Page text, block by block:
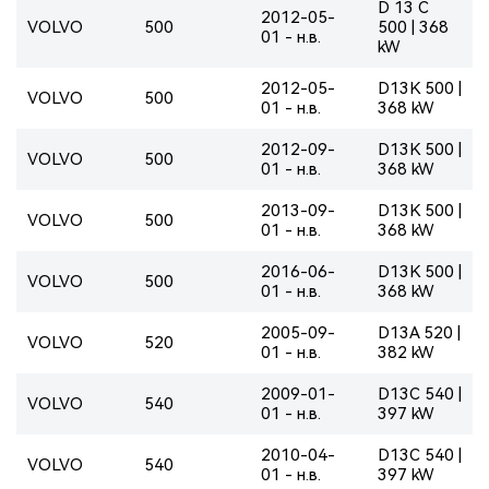
VOLVO 500
2012-05-
01 - н.в.
D 13 C
500 | 368
kW
VOLVO 500
2012-05-
01 - н.в.
D13K 500 |
368 kW
VOLVO 500
2012-09-
01 - н.в.
D13K 500 |
368 kW
VOLVO 500
2013-09-
01 - н.в.
D13K 500 |
368 kW
VOLVO 500
2016-06-
01 - н.в.
D13K 500 |
368 kW
VOLVO 520
2005-09-
01 - н.в.
D13A 520 |
382 kW
VOLVO 540
2009-01-
01 - н.в.
D13C 540 |
397 kW
VOLVO 540
2010-04-
01 - н.в.
D13C 540 |
397 kW